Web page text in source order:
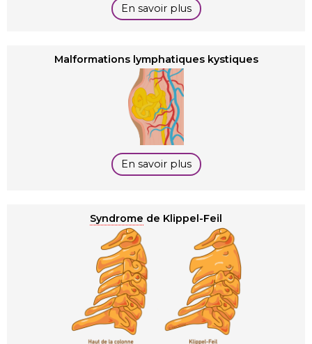
En savoir plus
Malformations lymphatiques kystiques
En savoir plus
Syndrome de Klippel-Feil